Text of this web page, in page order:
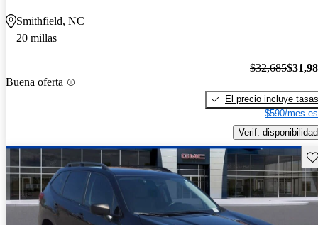
Smithfield, NC
20 millas
Buena oferta
$32,685
El precio incluye tasas
$590/mes
Verif. disponibilidad